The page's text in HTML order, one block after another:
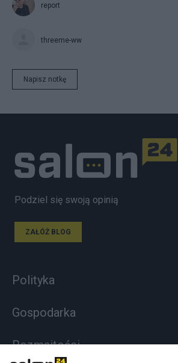
report
threeme-ww
Napisz notkę
Podziel się swoją opinią
ZAŁÓŻ BLOG
Polityka
Gospodarka
Rozmaitości